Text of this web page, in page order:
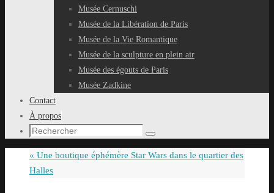
Musée Cernuschi
Musée de la Libération de Paris
Musée de la Vie Romantique
Musée de la sculpture en plein air
Musée des égouts de Paris
Musée Zadkine
Contact
À propos
Recherche
:
Rechercher
« Une boutique éphémère Star Wars dans le quartier des
Halles